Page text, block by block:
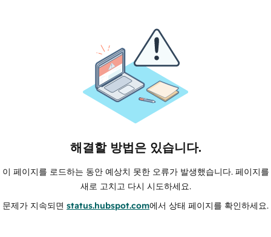
해결할 방법은 있습니다.
이 페이지를 로드하는 동안 예상치 못한 오류가 발생했습니다. 페이지를
새로 고치고 다시 시도하세요.
문제가 지속되면 status.hubspot.com에서 상태 페이지를 확인하세요.